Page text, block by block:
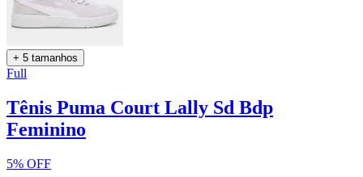
+ 5 tamanhos
Full
Tênis Puma Court Lally Sd Bdp
Feminino
5% OFF